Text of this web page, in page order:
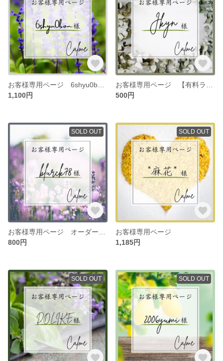
1,100円
500円
SOLD OUT
800円
SOLD OUT
お客様専用ページ
1,185円
SOLD OUT SOLD OUT